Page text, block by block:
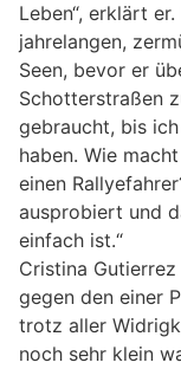
Leben“, erklärt
jahrelangen,
Seen, bevor er
Schotterstraßen
gebraucht, bis
haben. Wie
einen
ausprobiert und
einfach ist.“
Cristina
gegen den einer
trotz aller
noch sehr klein